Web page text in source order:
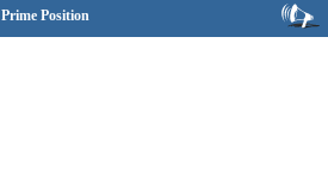
Prime Position